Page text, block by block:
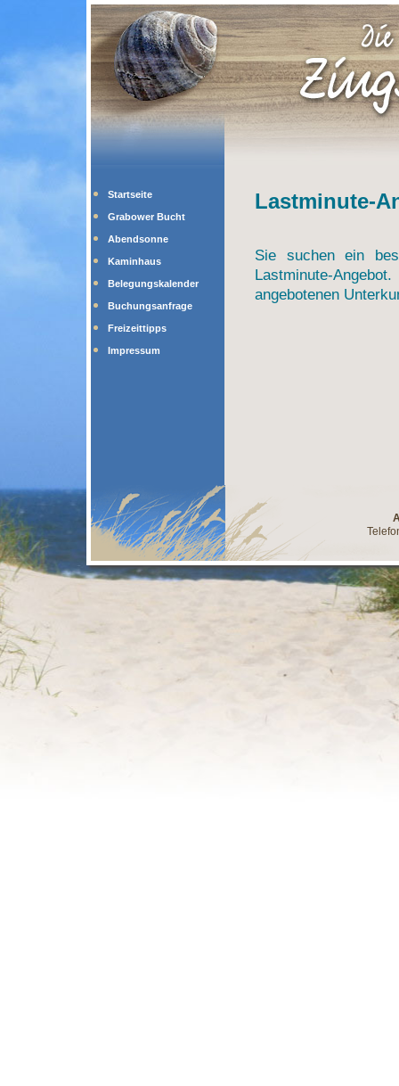
Startseite
Grabower Bucht
Abendsonne
Kaminhaus
Belegungskalender
Buchungsanfrage
Freizeittipps
Impressum
Lastminute-
Sie suchen ein
Lastminute-
angebotenen